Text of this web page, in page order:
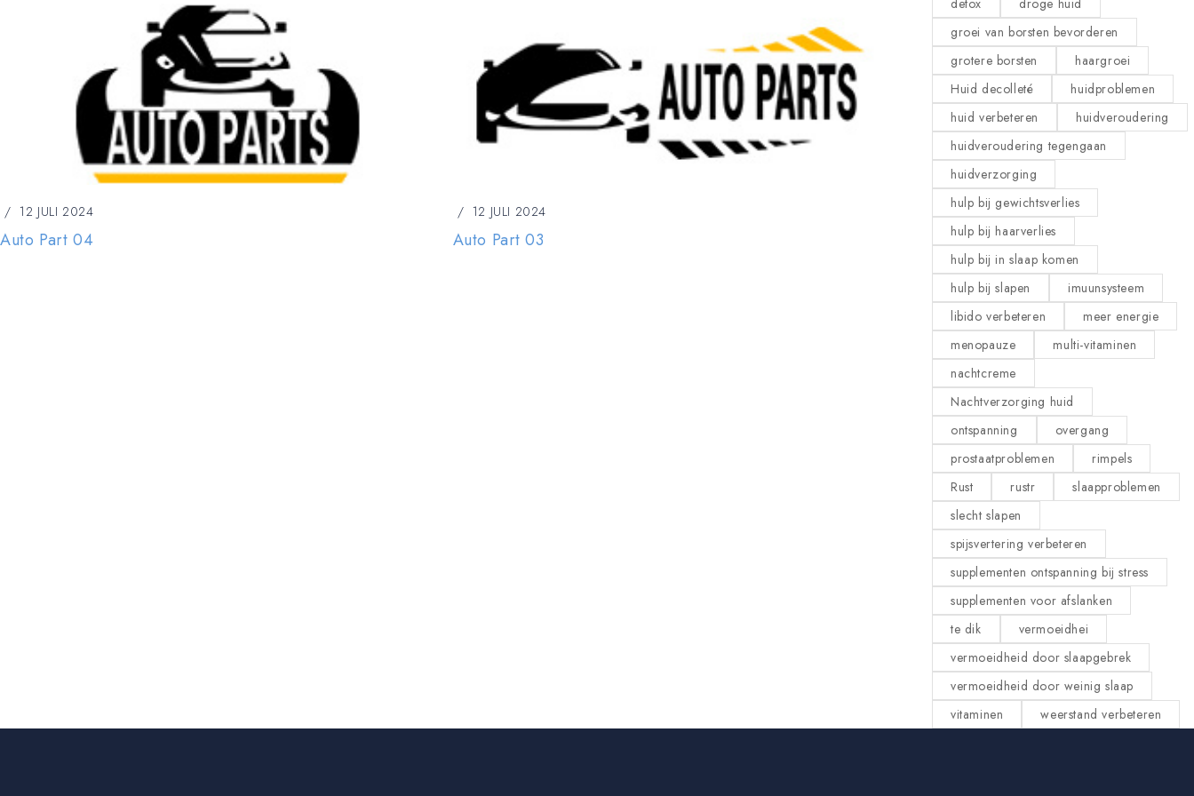
12 JULI 2024
Auto Part 04
12 JULI 2024
Auto Part 03
12 JULI 2024
Auto Part 02
detox
droge huid
groei van borsten bevorderen
grotere borsten
haargroei
Huid decolleté
huidproblemen
huid verbeteren
huidveroudering
huidveroudering tegengaan
huidverzorging
hulp bij gewichtsverlies
hulp bij haarverlies
hulp bij in slaap komen
hulp bij slapen
imuunsysteem
libido verbeteren
meer energie
menopauze
multi-vitaminen
nachtcreme
Nachtverzorging huid
ontspanning
overgang
prostaatproblemen
rimpels
Rust
rustr
slaapproblemen
slecht slapen
spijsvertering verbeteren
supplementen ontspanning bij stress
supplementen voor afslanken
te dik
vermoeidhei
vermoeidheid door slaapgebrek
vermoeidheid door weinig slaap
vitaminen
weerstand verbeteren